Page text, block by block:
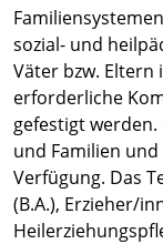
sozial- und
Väter bzw.
erforderliche
gefestigt
und Familien
Verfügung. Das
(B.A.), Erzieher/